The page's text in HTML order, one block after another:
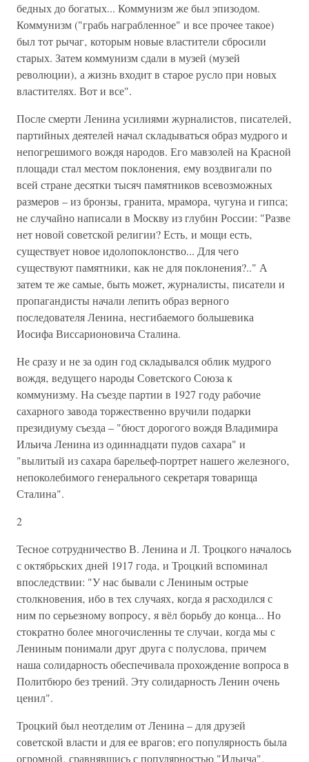
бедных до богатых... Коммунизм же был эпизодом.
Коммунизм ("грабь награбленное" и все прочее такое)
был тот рычаг‚ которым новые властители сбросили
старых. Затем коммунизм сдали в музей (музей
революции)‚ а жизнь входит в старое русло при новых
властителях. Вот и все".
После смерти Ленина усилиями журналистов‚ писателей‚
партийных деятелей начал складываться образ мудрого и
непогрешимого вождя народов. Его мавзолей на Красной
площади стал местом поклонения‚ ему воздвигали по
всей стране десятки тысяч памятников всевозможных
размеров – из бронзы‚ гранита‚ мрамора‚ чугуна и гипса;
не случайно написали в Москву из глубин России: "Разве
нет новой советской религии? Есть‚ и мощи есть‚
существует новое идолопоклонство... Для чего
существуют памятники‚ как не для поклонения?.." А
затем те же самые, быть может, журналисты‚ писатели и
пропагандисты начали лепить образ верного
последователя Ленина‚ несгибаемого большевика
Иосифа Виссарионовича Сталина.
Не сразу и не за один год складывался облик мудрого
вождя‚ ведущего народы Советского Союза к
коммунизму. На съезде партии в 1927 году рабочие
сахарного завода торжественно вручили подарки
президиуму съезда – "бюст дорогого вождя Владимира
Ильича Ленина из одиннадцати пудов сахара" и
"вылитый из сахара барельеф-портрет нашего железного‚
непоколебимого генерального секретаря товарища
Сталина".
2
Тесное сотрудничество В. Ленина и Л. Троцкого началось
с октябрьских дней 1917 года‚ и Троцкий вспоминал
впоследствии: "У нас бывали с Лениным острые
столкновения‚ ибо в тех случаях‚ когда я расходился с
ним по серьезному вопросу‚ я вёл борьбу до конца... Но
стократно более многочисленны те случаи‚ когда мы с
Лениным понимали друг друга с полуслова‚ причем
наша солидарность обеспечивала прохождение вопроса в
Политбюро без трений. Эту солидарность Ленин очень
ценил".
Троцкий был неотделим от Ленина – для друзей
советской власти и для ее врагов; его популярность была
огромной‚ сравнявшись с популярностью "Ильича"‚